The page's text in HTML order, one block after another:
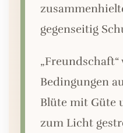
gegenseitig
Bedingungen
Blüte mit Güte
zum Licht